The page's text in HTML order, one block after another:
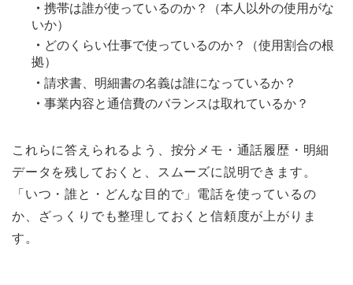
・ 携帯は誰が使っているのか？（本人以外の使用がな
いか）
・ どのくらい仕事で使っているのか？（使用割合の根
拠）
・ 請求書、明細書の名義は誰になっているか？
・ 事業内容と通信費のバランスは取れているか？
これらに答えられるよう、按分メモ・通話履歴・明細
データを残しておくと、スムーズに説明できます。
「いつ・誰と・どんな目的で」電話を使っているの
か、ざっくりでも整理しておくと信頼度が上がりま
す。